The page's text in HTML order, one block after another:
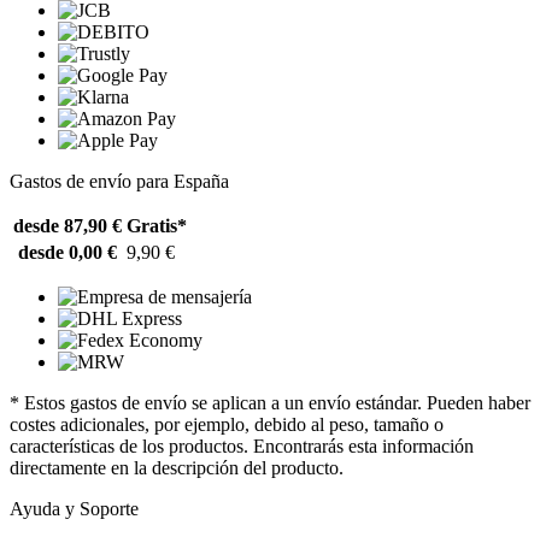
Gastos de envío para España
desde 87,90 € Gratis*
desde 0,00 € 9,90 €
* Estos gastos de envío se aplican a un envío estándar. Pueden haber
costes adicionales, por ejemplo, debido al peso, tamaño o
características de los productos. Encontrarás esta información
directamente en la descripción del producto.
Ayuda y Soporte